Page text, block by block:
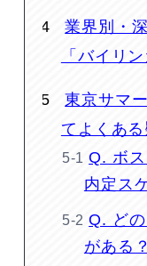
業界別・
「バイリ
東京サマ
てよくあ
Q. ボ
内定ス
Q. ど
がある？